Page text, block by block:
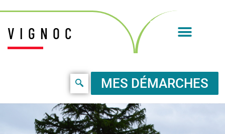
VIGNOC
MES DÉMARCHES